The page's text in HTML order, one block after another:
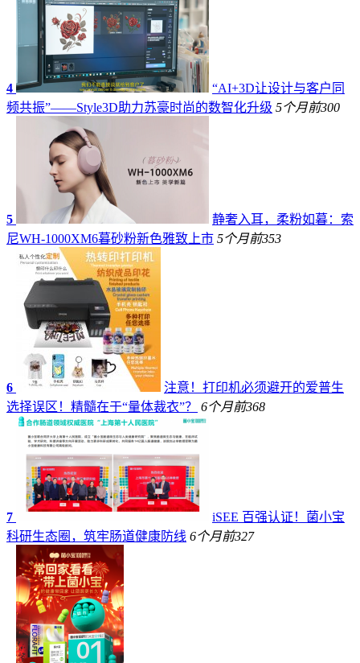
4
“AI+3D让设计与客户同
频共振”——Style3D助力苏豪时尚的数智化升级 5个月前300
5
静奢入耳，柔粉如暮：索
尼WH-1000XM6暮砂粉新色雅致上市 5个月前353
6
注意！打印机必须避开的爱普生
选择误区！精髓在于“量体裁衣”？
6个月前368
7
iSEE 百强认证！菌小宝
科研生态圈，筑牢肠道健康防线 6个月前327